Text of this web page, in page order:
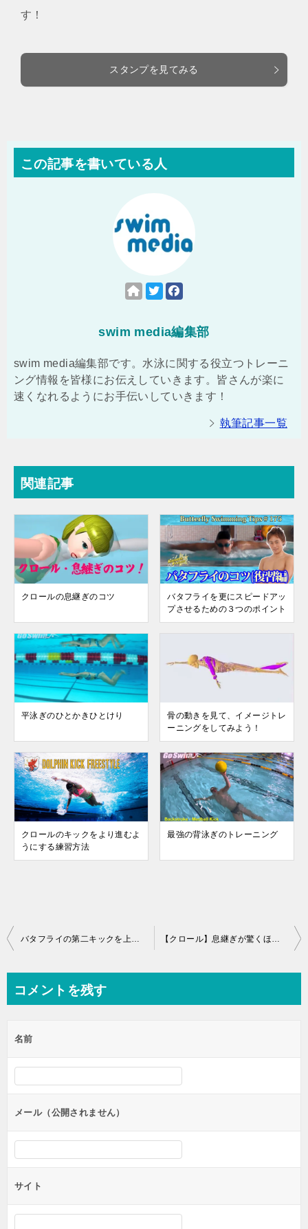
す！
スタンプを見てみる
この記事を書いている人
swim media編集部
swim media編集部です。水泳に関する役立つトレーニ
ング情報を皆様にお伝えしていきます。皆さんが楽に
速くなれるようにお手伝いしていきます！
執筆記事一覧
関連記事
クロールの息継ぎのコツ
バタフライを更にスピードアッ
プさせるための３つのポイント
平泳ぎのひとかきひとけり
骨の動きを見て、イメージトレ
ーニングをしてみよう！
クロールのキックをより進むよ
うにする練習方法
最強の背泳ぎのトレーニング
投
ビ
ー
シ
ン
バタフライの第二キックを上手になって速くなろう 【クロール】息継ぎが驚くほどに楽になる3つのポイント。
コメントを残す
名前
メール（公開されません）
サイト